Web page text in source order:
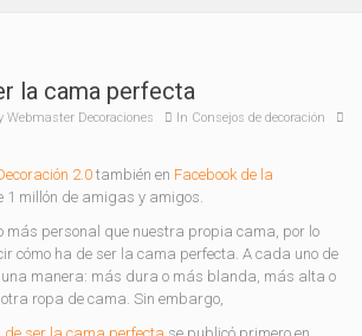
la cama perfecta
Webmaster Decoraciones In Consejos de decoración
2.0 también en Facebook de la
1 millón de amigas y amigos.
más personal que nuestra propia cama, por lo
cómo ha de ser la cama perfecta. A cada uno de
manera: más dura o más blanda, más alta o
ropa de cama. Sin embargo,